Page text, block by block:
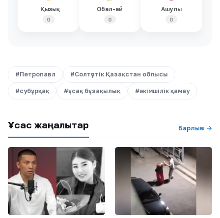
Қызық
0
Обал-ай
0
Ашулы
0
#Петропавл #Солтүстік Қазақстан облысы
#субұрқақ #ұсақ бұзақылық #әкімшілік қамау
Ұқсас жаңалықтар Барлығы →